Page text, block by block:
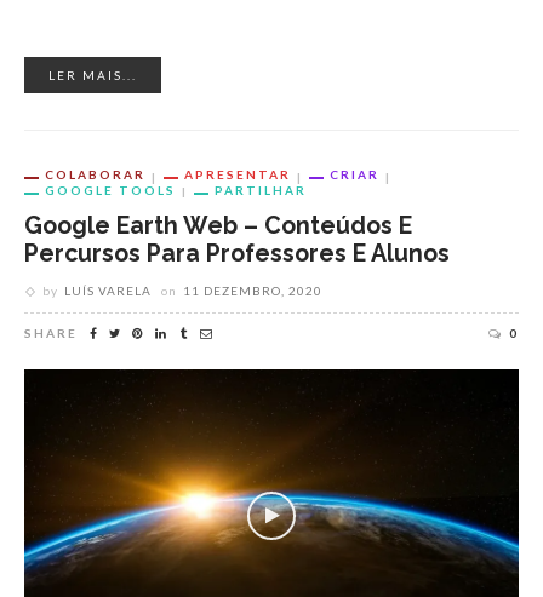
LER MAIS...
COLABORAR APRESENTAR
CRIAR
GOOGLE TOOLS
PARTILHAR
Google Earth Web – Conteúdos E
Percursos Para Professores E Alunos
by LUÍS VARELA on 11 DEZEMBRO, 2020
SHARE 0